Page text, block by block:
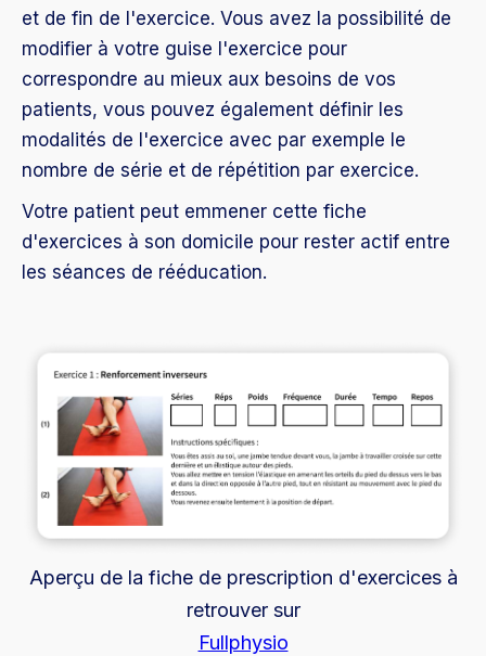
et de fin de l'exercice. Vous avez la possibilité de
modifier à votre guise l'exercice pour
correspondre au mieux aux besoins de vos
patients, vous pouvez également définir les
modalités de l'exercice avec par exemple le
nombre de série et de répétition par exercice.
Votre patient peut emmener cette fiche
d'exercices à son domicile pour rester actif entre
les séances de rééducation.
Aperçu de la fiche de prescription d'exercices à
retrouver sur
Fullphysio